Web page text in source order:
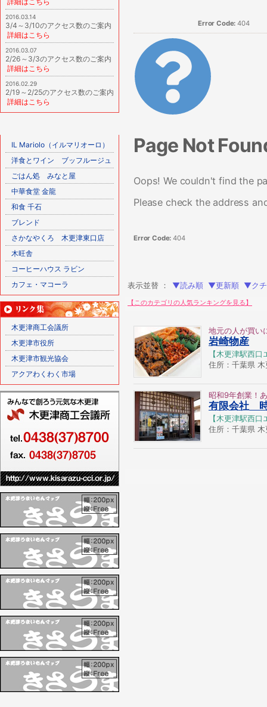
2016.03.14
3/4～3/10のアクセス数のご案内
詳細はこちら
2016.03.07
2/26～3/3のアクセス数のご案内
詳細はこちら
2016.02.29
2/19～2/25のアクセス数のご案内
詳細はこちら
IL Mariolo（イルマリオーロ）
洋食とワイン ブッフルージュ
ごはん処 みなと屋
中華食堂 金龍
和食 千石
ブレンド
さかなやくろ 木更津東口店
木旺舎
コーヒーハウス ラビン
カフェ・マコーラ
木更津商工会議所
木更津市役所
木更津市観光協会
アクアわくわく市場
Error Code: 404
Page Not
Oops! We couldn't find the
Please check the address
Error Code: 404
表示並替 ： ▼読み順 ▼更新順 ▼ク
【このカテゴリの人気ランキングを見る】
地元の人が買い
岩崎物産
【木更津駅西口
住所：千葉県
昭和9年創業！
有限会社
【木更津駅西口
住所：千葉県